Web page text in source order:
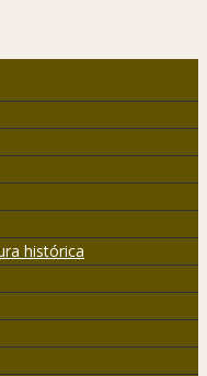
histórica